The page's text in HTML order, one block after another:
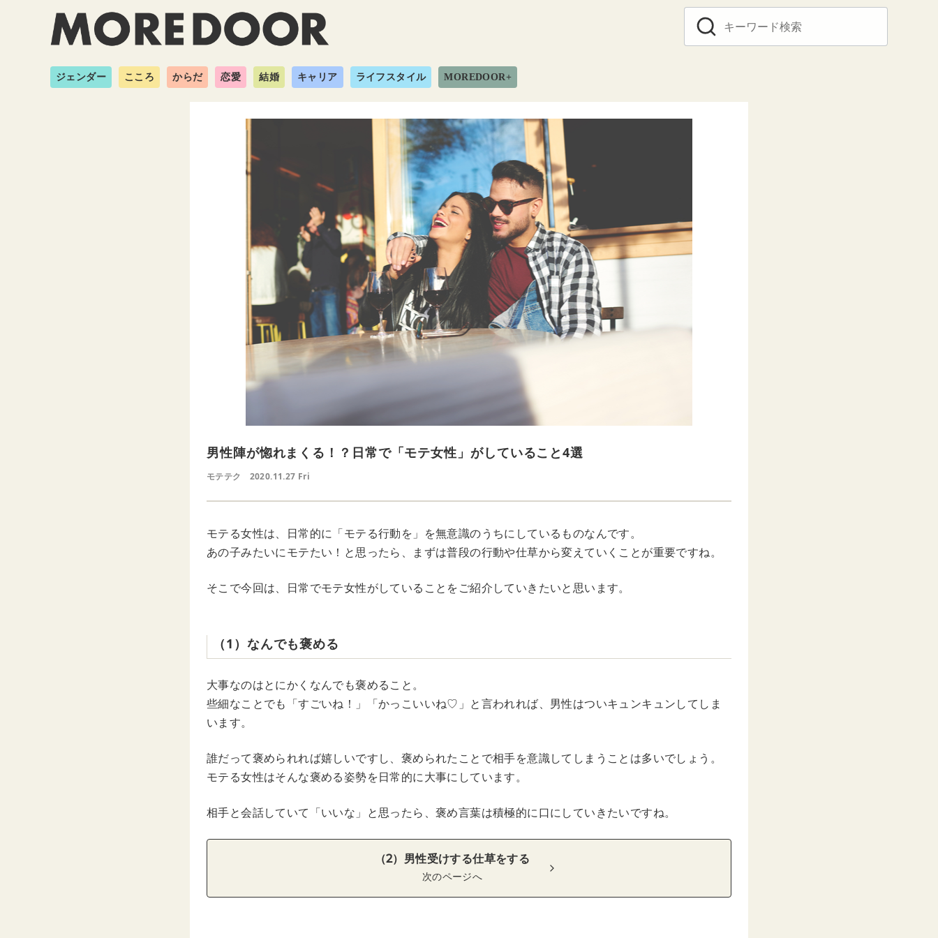
ジェンダー こころ からだ 恋愛 結婚 キャリア ライフスタイル MOREDOOR+
男性陣が惚れまくる！？日常で「モテ女性」がしていること4選
モテテク 2020.11.27 Fri
モテる女性は、日常的に「モテる行動を」を無意識のうちにしているものなんです。
あの子みたいにモテたい！と思ったら、まずは普段の行動や仕草から変えていくことが重要ですね。
そこで今回は、日常でモテ女性がしていることをご紹介していきたいと思います。
（1）なんでも褒める
大事なのはとにかくなんでも褒めること。
些細なことでも「すごいね！」「かっこいいね♡」と言われれば、男性はついキュンキュンしてしま
います。
誰だって褒められれば嬉しいですし、褒められたことで相手を意識してしまうことは多いでしょう。
モテる女性はそんな褒める姿勢を日常的に大事にしています。
相手と会話していて「いいな」と思ったら、褒め言葉は積極的に口にしていきたいですね。
（2）男性受けする仕草をする
次のページへ